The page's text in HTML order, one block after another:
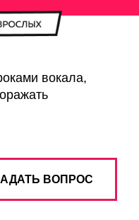
вокала,
ВОПРОС